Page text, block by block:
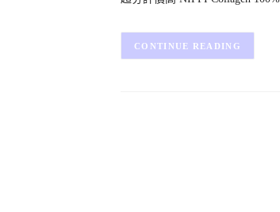
CONTINUE READING